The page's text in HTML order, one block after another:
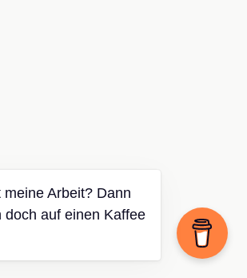
meine Arbeit? Dann
doch auf einen Kaffee